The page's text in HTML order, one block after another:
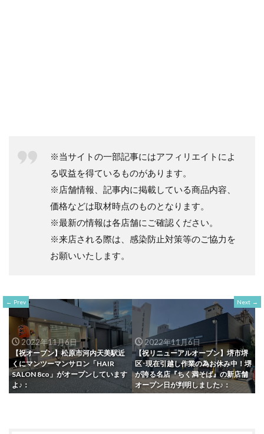
※当サイトの一部記事にはアフィリエイトによ
る収益を得ているものがあります。
※店舗情報、記事内に掲載している商品内容、
価格などは取材時点のものとなります。
※最新の情報は各店舗にご確認ください。
※来店される際は、感染防止対策等のご協力を
お願いいたします。
Prev
2022年11月6日
【祝オープン】松原市河内天美駅近
くにマンツーマンサロン「HAIR
SALON 8co」がオープンしています
よ♪：
Next
2022年11月6日
【祝リニューアルオープン】堺市堺
区･現在引越し作業の為お休み中！堺
が誇る名店『ちく満そば』の新店舗
オープン日が判明しました♪：